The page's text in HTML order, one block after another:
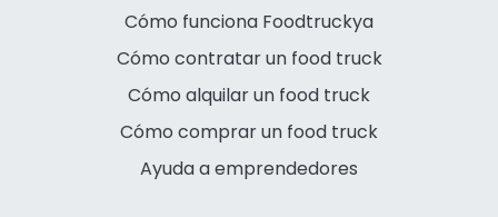
Cómo funciona Foodtruckya
Cómo contratar un food truck
Cómo alquilar un food truck
Cómo comprar un food truck
Ayuda a emprendedores